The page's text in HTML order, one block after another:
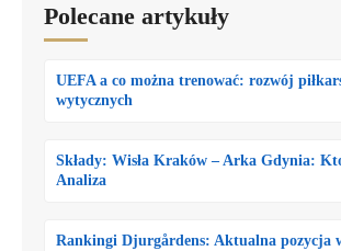
Polecane artykuły
UEFA a co można trenować: rozwój
wytycznych
Składy: Wisła Kraków – Arka Gdynia:
Analiza
Rankingi Djurgårdens: Aktualna pozycja